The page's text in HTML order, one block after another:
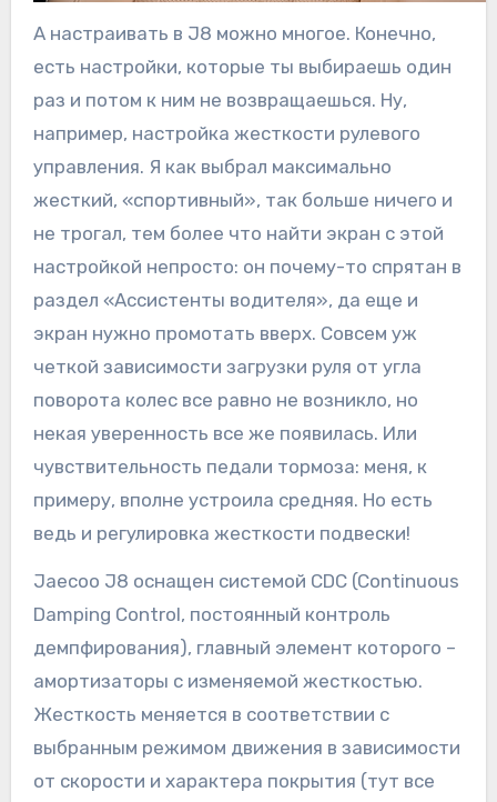
А настраивать в J8 можно многое. Конечно,
есть настройки, которые ты выбираешь один
раз и потом к ним не возвращаешься. Ну,
например, настройка жесткости рулевого
управления. Я как выбрал максимально
жесткий, «спортивный», так больше ничего и
не трогал, тем более что найти экран с этой
настройкой непросто: он почему-то спрятан в
раздел «Ассистенты водителя», да еще и
экран нужно промотать вверх. Совсем уж
четкой зависимости загрузки руля от угла
поворота колес все равно не возникло, но
некая уверенность все же появилась. Или
чувствительность педали тормоза: меня, к
примеру, вполне устроила средняя. Но есть
ведь и регулировка жесткости подвески!
Jaecoo J8 оснащен системой CDC (Continuous
Damping Control, постоянный контроль
демпфирования), главный элемент которого –
амортизаторы с изменяемой жесткостью.
Жесткость меняется в соответствии с
выбранным режимом движения в зависимости
от скорости и характера покрытия (тут все